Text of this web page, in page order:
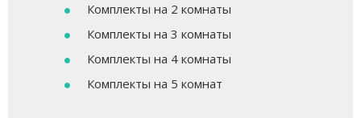
Комплекты на 2 комнаты
Комплекты на 3 комнаты
Комплекты на 4 комнаты
Комплекты на 5 комнат